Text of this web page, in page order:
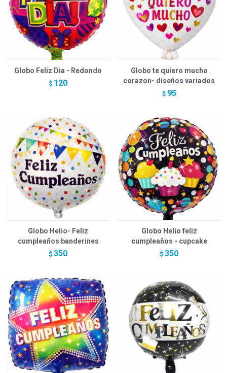
Globo Feliz Dia - Redondo
$ 120
Globo te quiero mucho
corazon- diseños variados
$ 95
Globo Helio- Feliz
cumpleaños banderines
$ 350
Globo Helio feliz
cumpleaños - cupcake
$ 350